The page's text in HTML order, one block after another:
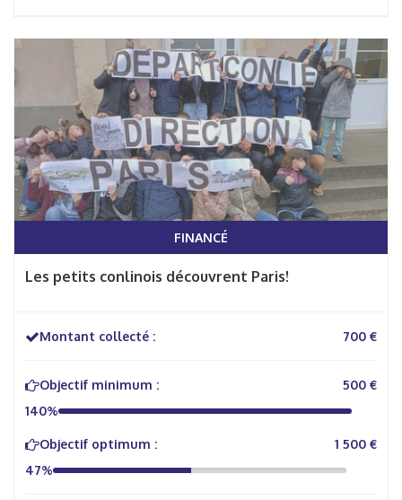
FINANCÉ
Les petits conlinois découvrent Paris!
Montant collecté : 700 €
Objectif minimum :
500 €
140%
Objectif optimum :
1 500 €
47%